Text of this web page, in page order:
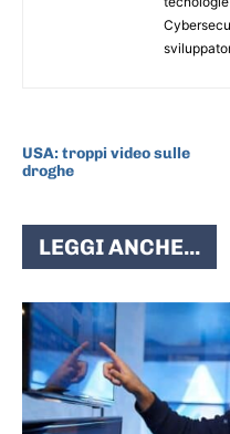
USA: troppi video sulle
droghe
LEGGI ANCHE...